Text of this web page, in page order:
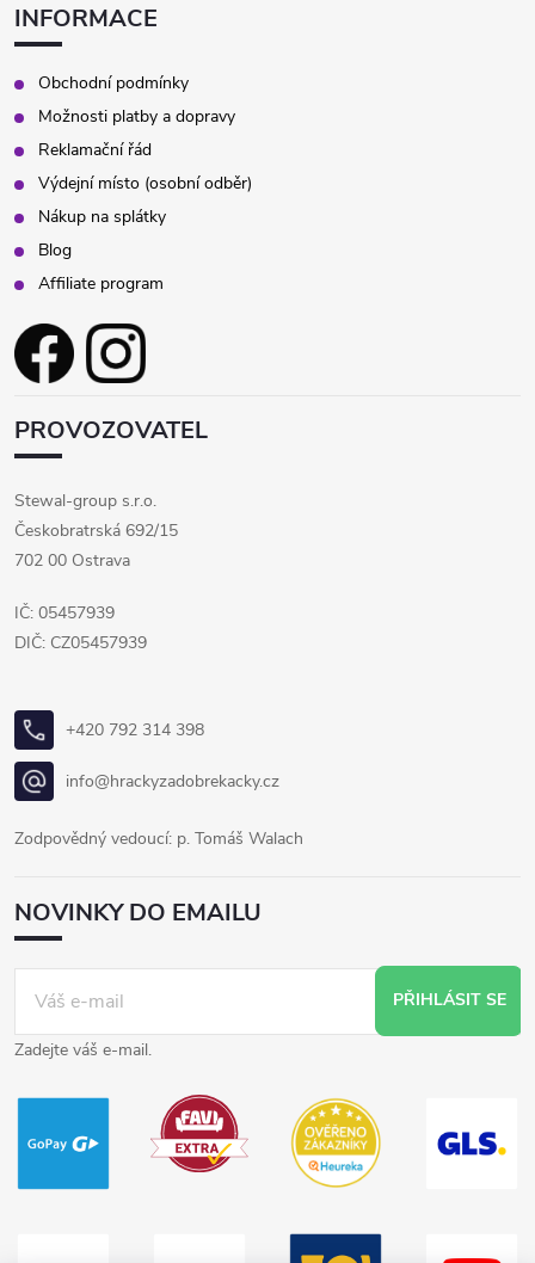
y
v
ý
p
i
s
u
INFORMACE
Obchodní podmínky
Možnosti platby a dopravy
Reklamační řád
Výdejní místo (osobní odběr)
Nákup na splátky
Blog
Affiliate program
PROVOZOVATEL
Stewal-group s.r.o.
Českobratrská 692/15
702 00 Ostrava
IČ: 05457939
DIČ: CZ05457939
+420 792 314 398
info@hrackyzadobrekacky.cz
Zodpovědný vedoucí: p. Tomáš Walach
NOVINKY DO EMAILU
PŘIHLÁSIT SE
Zadejte váš e-mail.